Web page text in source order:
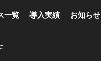
一覧 導入実績 お知らせ